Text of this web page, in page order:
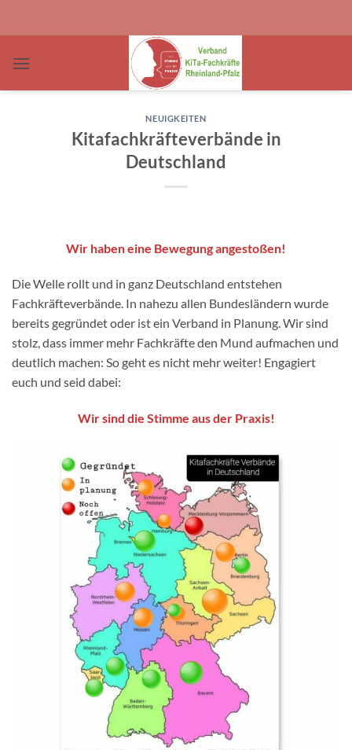
NEUIGKEITEN
Kitafachkräfteverbände in
Deutschland
Wir haben eine Bewegung angestoßen!
Die Welle rollt und in ganz Deutschland entstehen
Fachkräfteverbände. In nahezu allen Bundesländern wurde
bereits gegründet oder ist ein Verband in Planung. Wir sind
stolz, dass immer mehr Fachkräfte den Mund aufmachen und
deutlich machen: So geht es nicht mehr weiter! Engagiert
euch und seid dabei:
Wir sind die Stimme aus der Praxis!